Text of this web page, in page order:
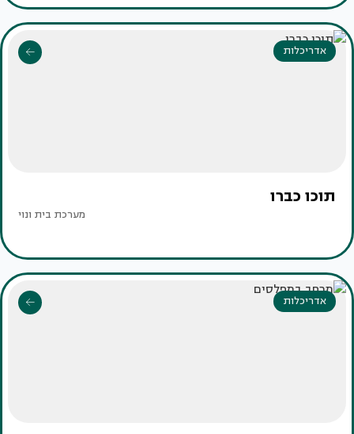
אדריכלות
תוכו כברו
מערכת בית ונוי
אדריכלות